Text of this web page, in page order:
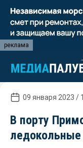
реклама
09 января 2023 /
В порту